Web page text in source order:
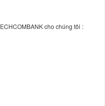
cho chúng tôi :